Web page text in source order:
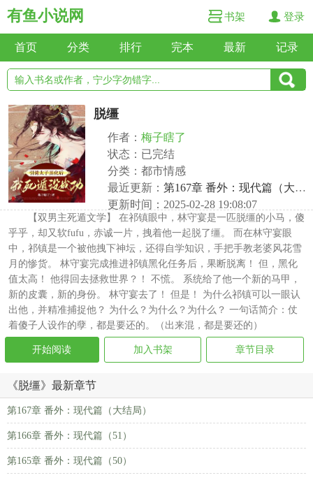
有鱼小说网 书架 登录
首页 分类 排行 完本 最新 记录
脱缰
作者： 梅子瞎了
状态：已完结
分类：都市情感
最近更新： 第167章 番外：现代篇（大结局）
更新时间：2025-02-28 19:08:07
【双男主死遁文学】 在祁镇眼中，林守宴是一匹脱缰的小马，傻
乎乎，却又软fufu，赤诚一片，拽着他一起脱了缰。 而在林守宴眼
中，祁镇是一个被他拽下神坛，还得自学知识，手把手教老婆风花雪
月的惨货。 林守宴完成推进祁镇黑化任务后，果断脱离！ 但，黑化
值太高！ 他得回去拯救世界？！ 不慌。 系统给了他一个新的马甲，
新的皮囊，新的身份。 林守宴去了！ 但是！ 为什么祁镇可以一眼认
出他，并精准捕捉他？ 为什么？为什么？为什么？ 一句话简介：仗
着傻子人设作的孽，都是要还的。（出来混，都是要还的）
开始阅读 加入书架 章节目录
《脱缰》最新章节
第167章 番外：现代篇（大结局）
第166章 番外：现代篇（51）
第165章 番外：现代篇（50）